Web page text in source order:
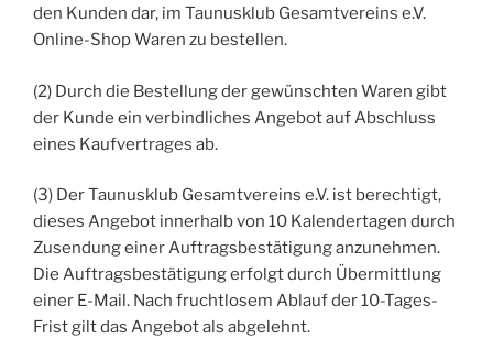
den Kunden dar, im Taunusklub Gesamtvereins e.V.
Online-Shop Waren zu bestellen.
(2) Durch die Bestellung der gewünschten Waren gibt
der Kunde ein verbindliches Angebot auf Abschluss
eines Kaufvertrages ab.
(3) Der Taunusklub Gesamtvereins e.V. ist berechtigt,
dieses Angebot innerhalb von 10 Kalendertagen durch
Zusendung einer Auftragsbestätigung anzunehmen.
Die Auftragsbestätigung erfolgt durch Übermittlung
einer E-Mail. Nach fruchtlosem Ablauf der 10-Tages-
Frist gilt das Angebot als abgelehnt.